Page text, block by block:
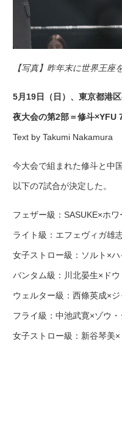
【写真】昨年末に世界王
5月19日（日）、東京都港
夜大会の第2部＝修斗×YFU
Text by Takumi Nakamura
今大会で組まれた修斗と中
以下の7試合が決定した。
フェザー級：SASUKE×ホ
ライト級：エフェヴィガ雄
女子ストロー級：ソルト×
バンタム級：川北晏生×ド
ウェルター級：西條英成×
フライ級：中池武寛×ゾウ・
女子ストロー級：新谷琴美